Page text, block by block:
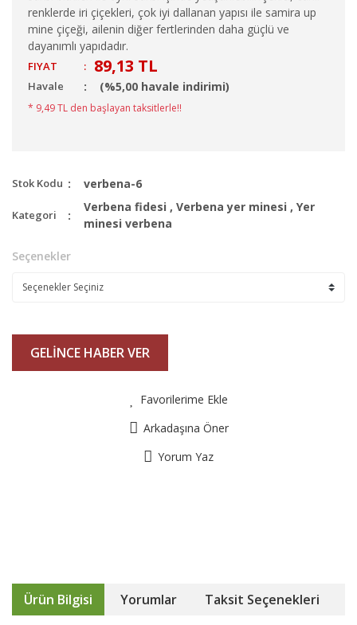
renklerde iri çiçekleri, çok iyi dallanan yapısı ile samira up
mine çiçeği, ailenin diğer fertlerinden daha güçlü ve
dayanımlı yapıdadır.
FIYAT : 89,13 TL
Havale (%5,00 havale indirimi)
* 9,49 TL den başlayan taksitlerle!!
Stok Kodu verbena-6
Kategori
Verbena fidesi , Verbena yer minesi , Yer
minesi verbena
Seçenekler
GELİNCE HABER VER
Favorilerime Ekle
Arkadaşına Öner
Yorum Yaz
Ürün Bilgisi Yorumlar Taksit Seçenekleri